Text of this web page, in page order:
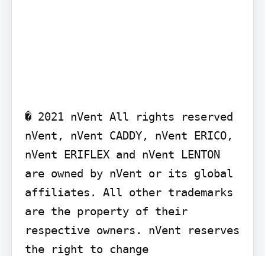
� 2021 nVent All rights reserved
nVent, nVent CADDY, nVent ERICO,
nVent ERIFLEX and nVent LENTON
are owned by nVent or its global
affiliates. All other trademarks
are the property of their
respective owners. nVent reserves
the right to change